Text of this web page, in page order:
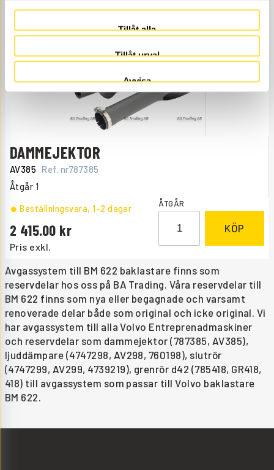
Tillåt alla
Tillåt urval
Avvisa
Pris exkl.
752.00 KÖP
DAMMEJEKTOR
AV385 Ref. nr787385
Åtgår 1
Pris exkl.
2 415.00
Beställningsvara, 1-2 dagar ÅTGÅR
KÖP
Avgassystem till BM 622 baklastare finns som
reservdelar hos oss på BA Trading. Våra reservdelar till
BM 622 finns som nya eller begagnade och varsamt
renoverade delar både som original och icke original. Vi
har avgassystem till alla Volvo Entreprenadmaskiner
och reservdelar som dammejektor (787385, AV385),
ljuddämpare (4747298, AV298, 760198), slutrör
(4747299, AV299, 4739219), grenrör d42 (785418, GR418,
418) till avgassystem som passar till Volvo baklastare
BM 622.